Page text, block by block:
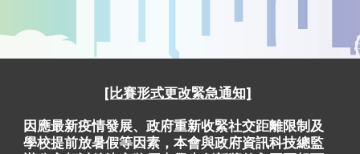
[比賽形式更改緊急通知]
因應最新疫情發展、政府重新收緊社交距離限制及
學校提前放暑假等因素，本會與政府資訊科技總監